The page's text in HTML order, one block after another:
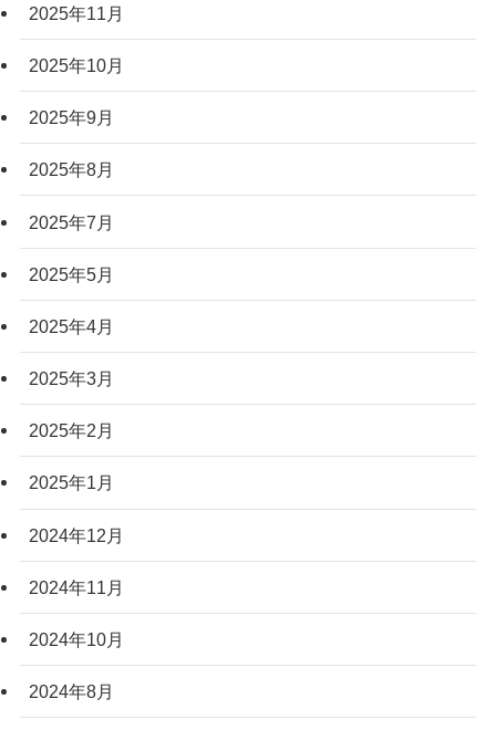
2025年11月
2025年10月
2025年9月
2025年8月
2025年7月
2025年5月
2025年4月
2025年3月
2025年2月
2025年1月
2024年12月
2024年11月
2024年10月
2024年8月